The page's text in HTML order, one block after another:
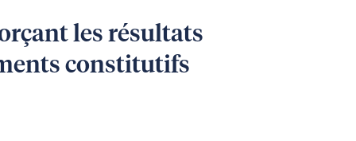
les résultats
constitutifs